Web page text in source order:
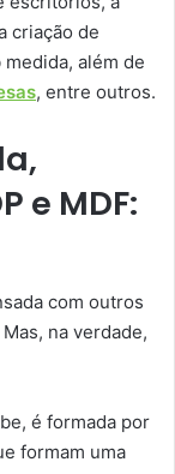
criação de
além de
, entre outros.
e MDF:
com outros
Mas, na verdade,
é formada por
formam uma